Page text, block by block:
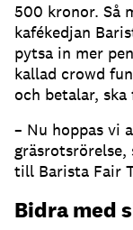
500 kronor. Så
kafékedjan
pytsa in mer
kallad crowd
och betalar,
– Nu hoppas vi
gräsrotsrörelse,
till Barista Fair
Bidra med